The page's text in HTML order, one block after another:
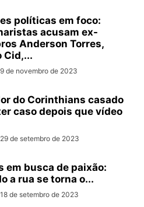
políticas em foco:
acusam ex-
Anderson Torres,
Cid,...
9 de novembro de 2023
do Corinthians casado
caso depois que vídeo
29 de setembro de 2023
em busca de paixão:
a rua se torna o...
18 de setembro de 2023